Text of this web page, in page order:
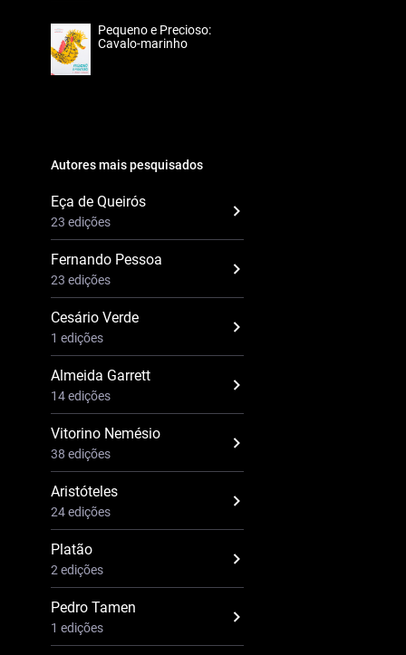
Pequeno e Precioso:
Cavalo-marinho
Autores mais pesquisados
Eça de Queirós
23 edições
Fernando Pessoa
23 edições
Cesário Verde
1 edições
Almeida Garrett
14 edições
Vitorino Nemésio
38 edições
Aristóteles
24 edições
Platão
2 edições
Pedro Tamen
1 edições